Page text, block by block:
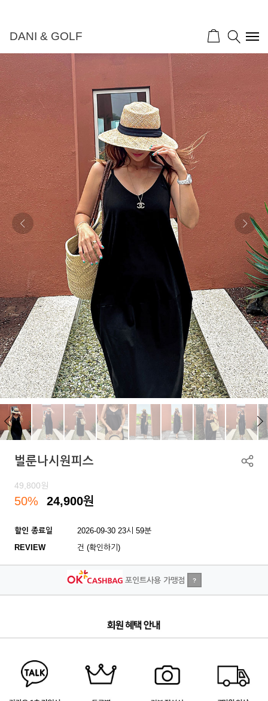
DANI & GOLF
벌룬나시원피스
49,800원
50% 24,900원
할인 종료일
2026-09-30 23시 59분
REVIEW
건 (확인하기)
포인트사용 가맹점 ?